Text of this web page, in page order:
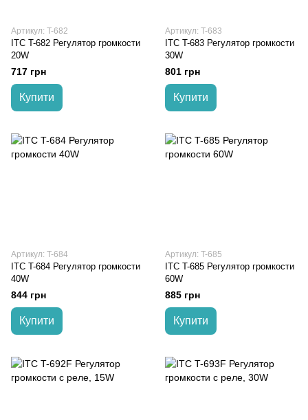
Артикул: T-682
ITC T-682 Регулятор громкости
20W
717 грн
Купити
Артикул: T-683
ITC T-683 Регулятор громкости
30W
801 грн
Купити
Артикул: T-684
ITC T-684 Регулятор громкости
40W
844 грн
Купити
Артикул: T-685
ITC T-685 Регулятор громкости
60W
885 грн
Купити